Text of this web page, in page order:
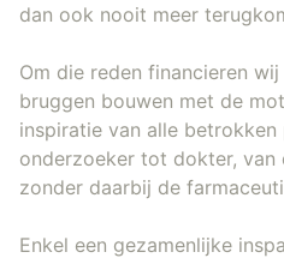
dan ook nooit meer
Om die reden financieren
bruggen bouwen met de
inspiratie van alle betrokken
onderzoeker tot dokter,
zonder daarbij de
Enkel een gezamenlijke